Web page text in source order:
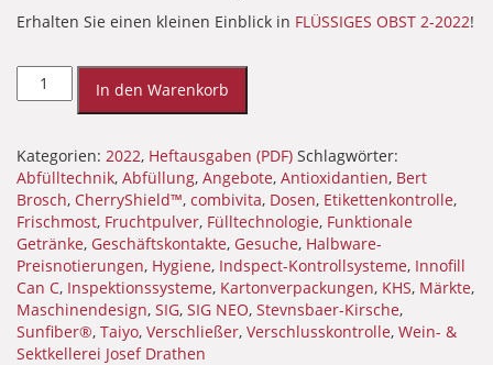
Erhalten Sie einen kleinen Einblick in FLÜSSIGES OBST 2-2022!
OBST
2-
Menge
In den Warenkorb
Kategorien: 2022, Heftausgaben (PDF) Schlagwörter:
Abfülltechnik, Abfüllung, Angebote, Antioxidantien, Bert
Brosch, CherryShield™, combivita, Dosen, Etikettenkontrolle,
Frischmost, Fruchtpulver, Fülltechnologie, Funktionale
Getränke, Geschäftskontakte, Gesuche, Halbware-
Preisnotierungen, Hygiene, Indspect-Kontrollsysteme, Innofill
Can C, Inspektionssysteme, Kartonverpackungen, KHS, Märkte,
Maschinendesign, SIG, SIG NEO, Stevnsbaer-Kirsche,
Sunfiber®, Taiyo, Verschließer, Verschlusskontrolle, Wein- &
Sektkellerei Josef Drathen